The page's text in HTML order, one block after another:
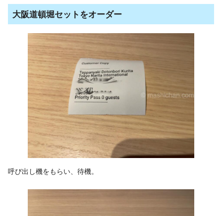
大阪道頓堀セットをオーダー
呼び出し機をもらい、待機。